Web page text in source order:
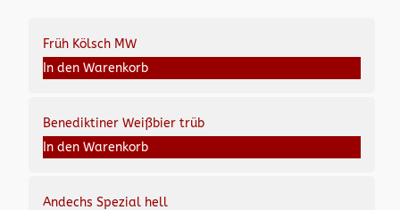
Früh Kölsch MW
In den Warenkorb
Benediktiner Weißbier trüb
In den Warenkorb
Andechs Spezial hell